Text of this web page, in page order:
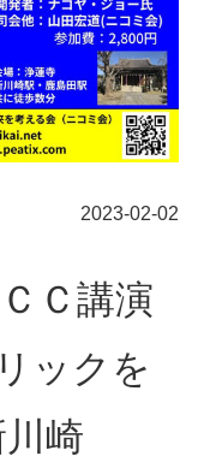
2023-02-02
Ｃ講演
ックを
崎